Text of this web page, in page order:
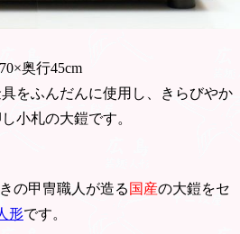
奥行45cm
をふんだんに使用し、きらびやか
小札の大鎧です。
の甲冑職人が造る 国産の大鎧をセ
形です。